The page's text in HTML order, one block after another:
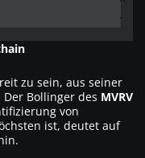
zu sein, aus seiner
Bollinger des MVRV
von
ist, deutet auf